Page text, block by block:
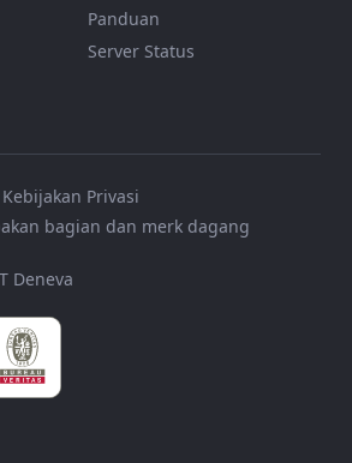
Panduan
Server Status
Kebijakan Privasi
bagian dan merk dagang
Deneva